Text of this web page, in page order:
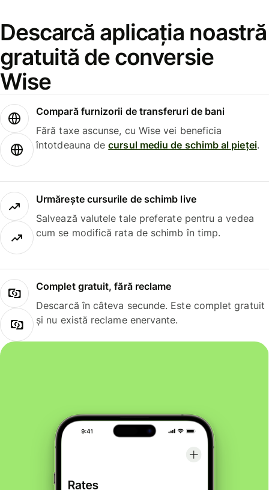
Descarcă aplicația noastră
gratuită de conversie
Wise
Compară furnizorii de transferuri de bani
Fără taxe ascunse, cu Wise vei beneficia
întotdeauna decursul mediu de schimb al pieței.
Urmărește cursurile de schimb live
Salvează valutele tale preferate pentru a vedea
cum se modifică rata de schimb în timp.
Complet gratuit, fără reclame
Descarcă în câteva secunde. Este complet gratuit
și nu există reclame enervante.